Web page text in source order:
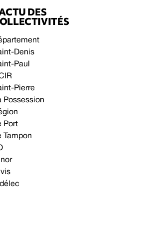
DES
Denis
Paul
Pierre
Possession
Port
Tampon